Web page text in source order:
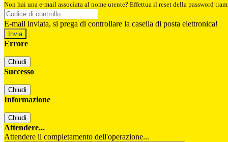
Non hai una e-mail associata al nome utente? Effettua il reset della password
E-mail inviata, si prega di controllare la casella di posta elettronica!
Errore
Chiudi
Successo
Chiudi
Informazione
Chiudi
Attendere...
Attendere il completamento dell'operazione...